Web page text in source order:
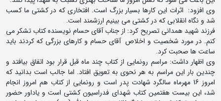
وی افزود: اثرات این کارها بسیار بزرگ است. افتخاری که در کشتی ما کسب
شد و نگاه انقلابی که در کشتی می بینیم ارزشمند است.
فرزند شهید همدانی تصریح کرد: از جناب آقای حسام نویسنده کتاب تشکر می
کنم. در مورد شخصیت و اخلاص آقای حسام و کارهای بزرگی که کردند باید
ساعت ها صحبت کرد.
وی اظهار داشت: مراسم رونمایی از کتاب چند ماه قبل قرار بود اتفاق بیافتد و
چندین بار این مراسم به هر نحوی به تعویق افتاد. اما جالب است بدانید که
امروز 16 مهرماه سالگرد شهادت پدر است و رونمایی از کتاب هم امروز انجام
شد، این بیست هفتمین کتاب شهدای فدراسیون کشتی است و یاداور حضور